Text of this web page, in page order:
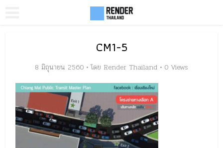
CM1-5
8 มิถุนายน 2560 โดย Render Thailand 0 Views